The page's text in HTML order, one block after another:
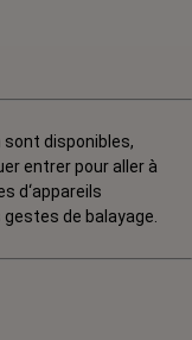
disponibles,
entrer pour aller à
d‘appareils
de balayage.